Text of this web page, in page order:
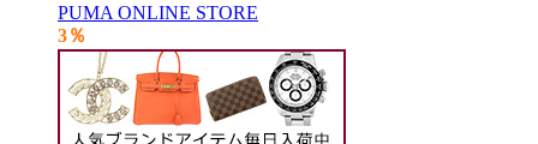
PUMA ONLINE STORE
3％